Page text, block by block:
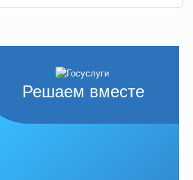
Решаем вместе